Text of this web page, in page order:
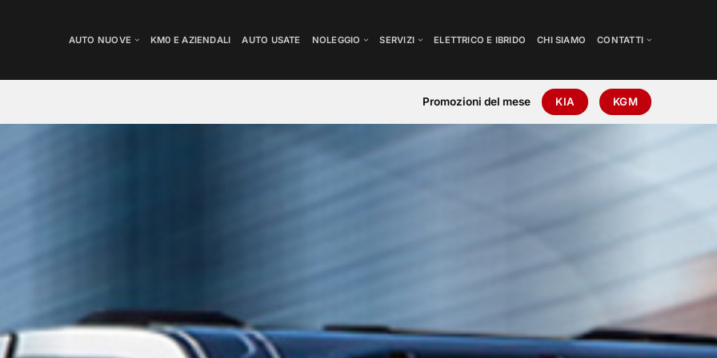
AUTO NUOVE KM0 E AZIENDALI AUTO USATE NOLEGGIO SERVIZI ELETTRICO E IBRIDO CHI SIAMO CONTATTI
Promozioni del mese KIA KGM